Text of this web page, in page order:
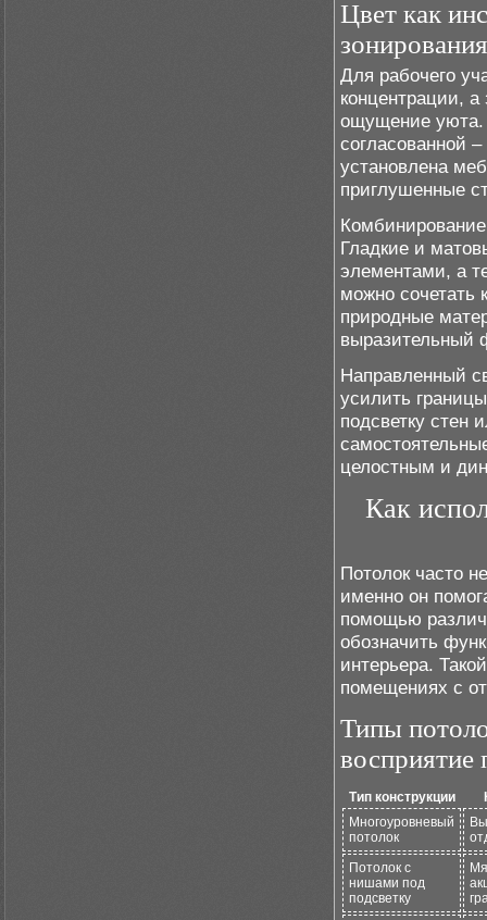
Цвет как
зонирования
Для рабочего
концентрации, а
ощущение уюта.
согласованной
установлена
приглушенные
Гладкие и
элементами, а
можно сочетать
природные
выразительный
Направленный
усилить
подсветку стен
целостным и
Как
Потолок часто
именно он
помощью
обозначить
интерьера.
помещениях с
Типы
восприятие
Тип конструкции
Многоуровневый
потолок
Потолок с
нишами под
подсветку